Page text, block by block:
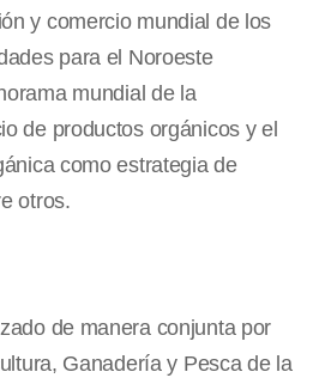
y comercio mundial de los
para el Noroeste
mundial de la
de productos orgánicos y el
como estrategia de
otros.
de manera conjunta por
Ganadería y Pesca de la